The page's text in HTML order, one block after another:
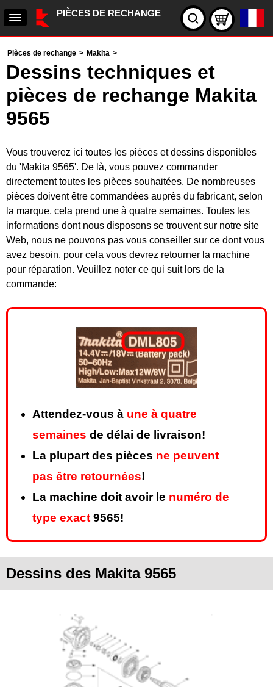
PIÈCES DE RECHANGE
Pièces de rechange > Makita >
Dessins techniques et
pièces de rechange Makita
9565
Vous trouverez ici toutes les pièces et dessins disponibles
du 'Makita 9565'. De là, vous pouvez commander
directement toutes les pièces souhaitées. De nombreuses
pièces doivent être commandées auprès du fabricant, selon
la marque, cela prend une à quatre semaines. Toutes les
informations dont nous disposons se trouvent sur notre site
Web, nous ne pouvons pas vous conseiller sur ce dont vous
avez besoin, pour cela vous devrez retourner la machine
pour réparation. Veuillez noter ce qui suit lors de la
commande:
Attendez-vous à une à quatre
semaines de délai de livraison!
La plupart des pièces ne peuvent
pas être retournées!
La machine doit avoir le numéro de
type exact 9565!
Dessins des Makita 9565